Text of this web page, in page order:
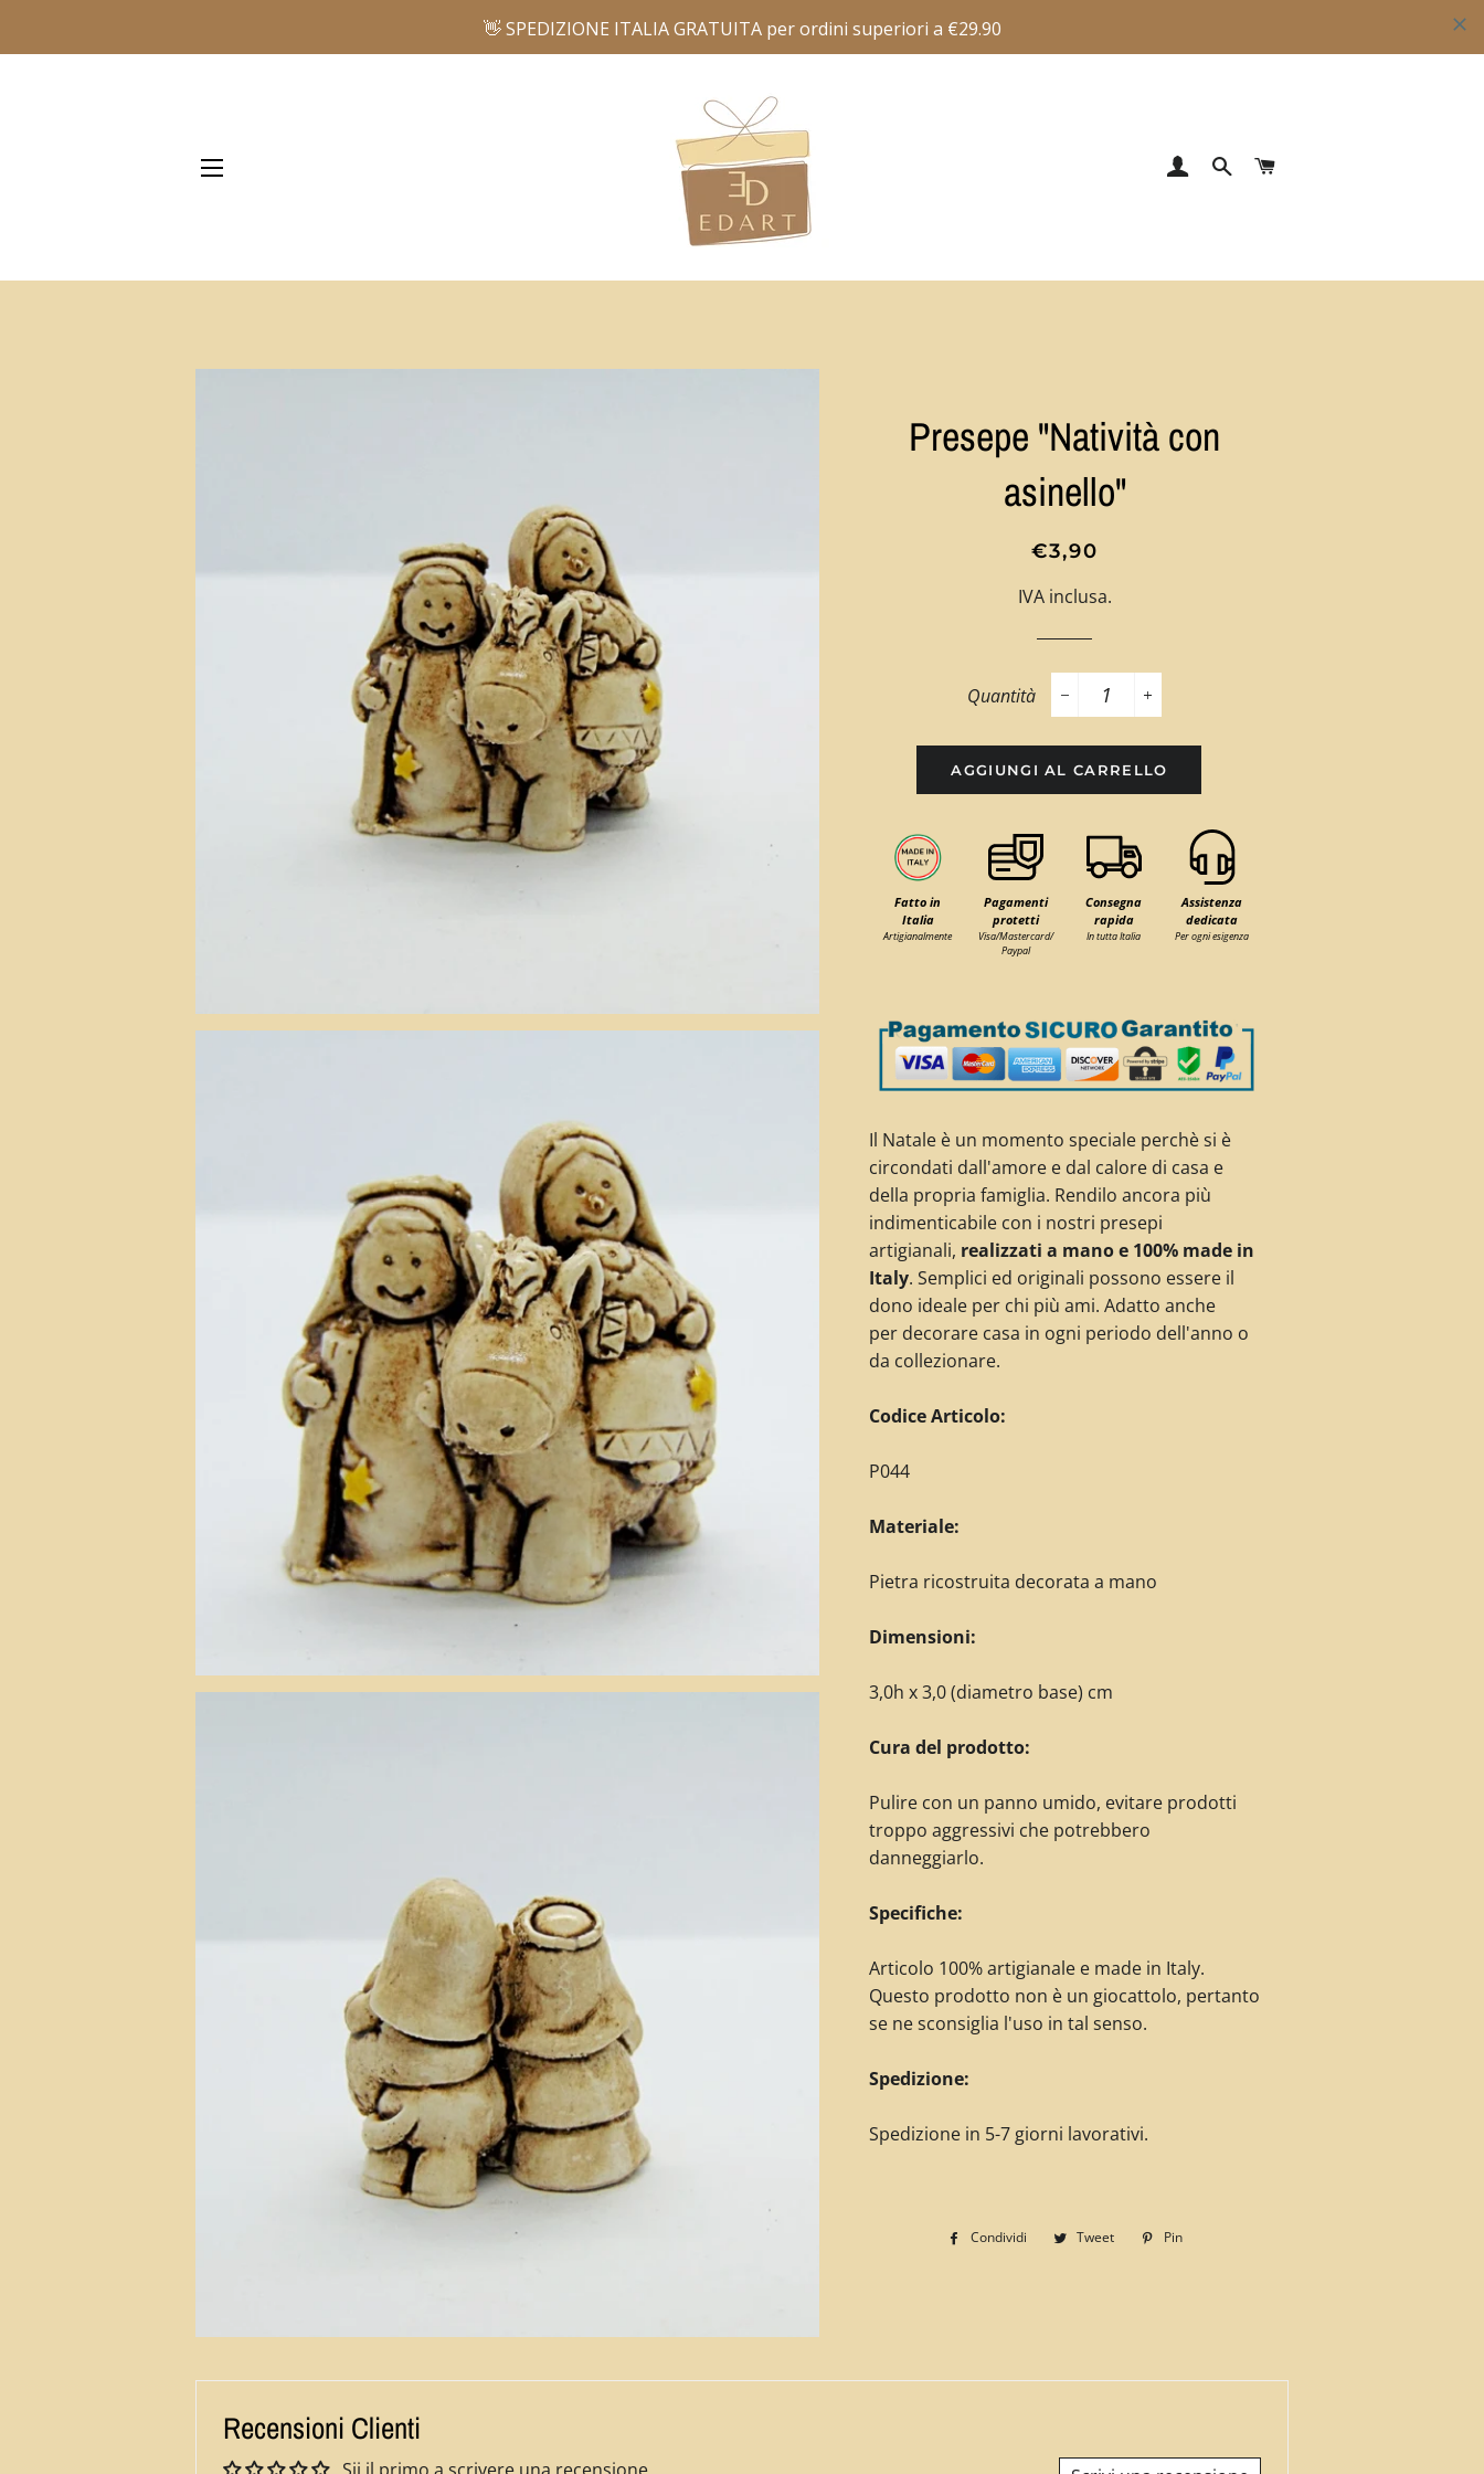
ACCEDICERCA
Presepe "Natività con
asinello"
Prezzo
listino
Prezzo
€3,90
IVA inclusa.
Quantità
−
+
AGGIUNGI AL CARRELLO
Fatto in
Italia
Artigianalmente
Pagamenti
protetti
Visa/Mastercard/
Paypal
Consegna
rapida
In tutta Italia
Assistenza
dedicata
Per ogni esigenza
Il Natale è un momento speciale perchè si è
circondati dall'amore e dal calore di casa e
della propria famiglia. Rendilo ancora più
indimenticabile con i nostri presepi
artigianali, realizzati a mano e 100% made in
Italy. Semplici ed originali possono essere il
dono ideale per chi più ami. Adatto anche
per decorare casa in ogni periodo dell'anno o
da collezionare.
Codice Articolo:
P044
Materiale:
Pietra ricostruita decorata a mano
Dimensioni:
3,0h x 3,0 (diametro base) cm
Cura del prodotto:
Pulire con un panno umido, evitare prodotti
troppo aggressivi che potrebbero
danneggiarlo.
Specifiche:
Articolo 100% artigianale e made in Italy.
Questo prodotto non è un giocattolo, pertanto
se ne sconsiglia l'uso in tal senso.
Spedizione:
Spedizione in 5-7 giorni lavorativi.
Condividi
CondividiTweet
Twitta
Pin
Recensioni Clienti